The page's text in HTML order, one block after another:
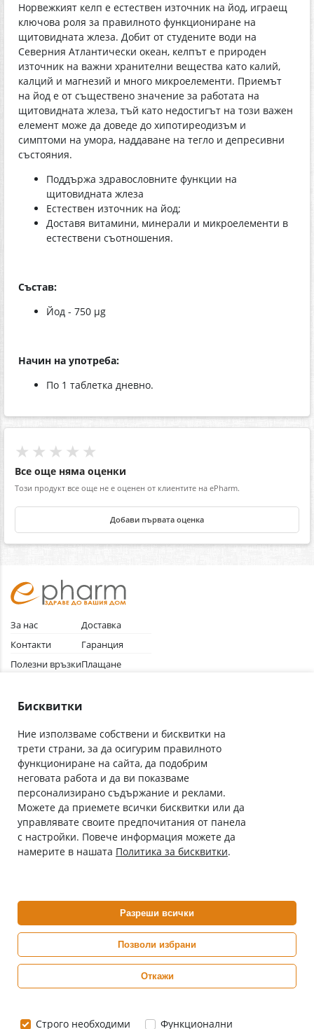
Норвежкият келп е естествен източник на йод, играещ
ключова роля за правилното функциониране на
щитовидната жлеза. Добит от студените води на
Северния Атлантически океан, келпът е природен
източник на важни хранителни вещества като калий,
калций и магнезий и много микроелементи. Приемът
на йод е от съществено значение за работата на
щитовидната жлеза, тъй като недостигът на този важен
елемент може да доведе до хипотиреодизъм и
симптоми на умора, наддаване на тегло и депресивни
състояния.
Поддържа здравословните функции на
щитовидната жлеза
Естествен източник на йод;
Доставя витамини, минерали и микроелементи в
естествени съотношения.
Състав:
Йод - 750 µg
Начин на употреба:
По 1 таблетка дневно.
★★★★★
Все още няма оценки
Този продукт все още не е оценен от клиентите на ePharm.
Добави първата оценка
За нас
Контакти
Полезни връзки
Общи условия
Доставка
Гаранция
Плащане
Абонирай се за нашия бюлетин
С абонамента се съгласявам сПолитиката за лични данни.
Онлайн аптека, част от аптеки „Ванчева“
ePharm е лицензирана онлайн аптека от
Изпълнителна Агенция по Лекарствата
0882 444 666
Бисквитки
Ние използваме собствени и бисквитки на
трети страни, за да осигурим правилното
функциониране на сайта, да подобрим
неговата работа и да ви показваме
персонализирано съдържание и реклами.
Можете да приемете всички бисквитки или да
управлявате своите предпочитания от панела
с настройки. Повече информация можете да
намерите в нашата Политика за бисквитки.
Разреши всички
Позволи избрани
Откажи
Строго необходими Функционални